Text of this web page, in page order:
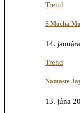
Trend
S Mocha
14.
Trend
Namaste
13. júna